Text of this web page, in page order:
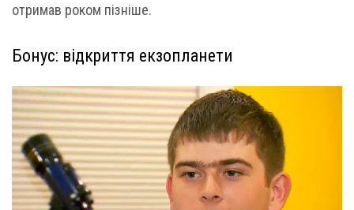
отримав роком пізніше.
Бонус: відкриття екзопланети